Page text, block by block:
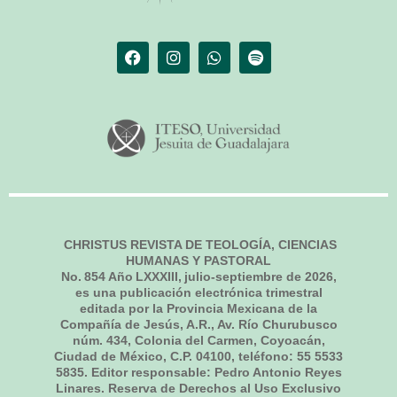
CHRISTUS REVISTA DE TEOLOGÍA, CIENCIAS
HUMANAS Y PASTORAL
No. 854Año LXXXIII, julio-septiembre de 2026,
es una publicación electrónica trimestral
editada por la Provincia Mexicana de la
Compañía de Jesús, A.R., Av. Río Churubusco
núm. 434, Colonia del Carmen, Coyoacán,
Ciudad de México, C.P. 04100, teléfono: 55 5533
5835. Editor responsable: Pedro Antonio Reyes
Linares. Reserva de Derechos al Uso Exclusivo